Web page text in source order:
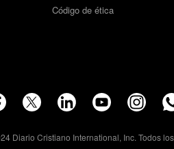
Código de ética
Diario Cristiano International, Inc. Todos